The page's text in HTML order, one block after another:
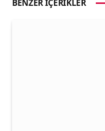
BENZER İÇERIKLER